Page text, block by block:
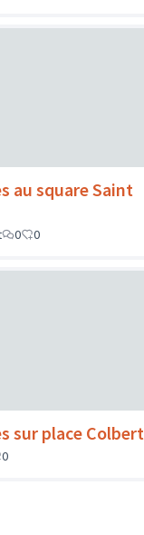
au square Saint
0 0
sur place Colbert
0